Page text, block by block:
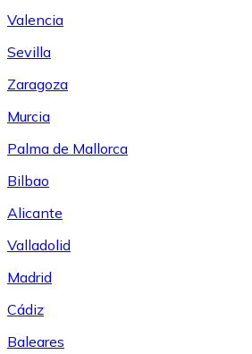
Valencia
Sevilla
Zaragoza
Murcia
Palma de Mallorca
Bilbao
Alicante
Valladolid
Madrid
Cádiz
Baleares